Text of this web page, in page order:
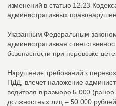
изменений в статью 12.23
административных
Указанным Федеральным
административная
безопасности при перевозке
Нарушение требований к
ПДД, влечет наложение
водителя в размере 5 000
должностных лиц – 50 000